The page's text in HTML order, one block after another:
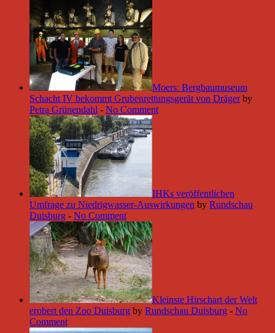
Moers: Bergbaumuseum
Schacht IV bekommt Grubenrettungsgerät von Dräger by
Petra Grünendahl - No Comment
IHKs veröffentlichen
Umfrage zu Niedrigwasser-Auswirkungen by Rundschau
Duisburg - No Comment
Kleinste Hirschart der Welt
erobert den Zoo Duisburg by Rundschau Duisburg - No
Comment